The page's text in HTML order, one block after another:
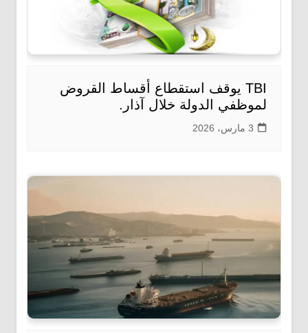
TBI يوقف استقطاع أقساط القروض
لموظفي الدولة خلال آذار.
3 مارس، 2026